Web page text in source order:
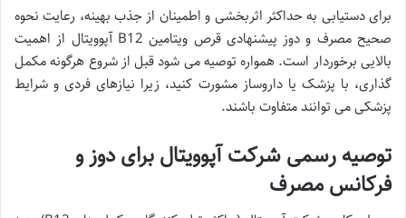
برای دستیابی به حداکثر اثربخشی و اطمینان از جذب بهینه، رعایت نحوه
صحیح مصرف و دوز پیشنهادی قرص ویتامین B12 آپوویتال از اهمیت
بالایی برخوردار است. همواره توصیه می شود قبل از شروع هرگونه مکمل
گذاری، با پزشک یا داروساز مشورت کنید، زیرا نیازهای فردی و شرایط
پزشکی می توانند متفاوت باشند.
توصیه رسمی شرکت آپوویتال برای دوز و
فرکانس مصرف